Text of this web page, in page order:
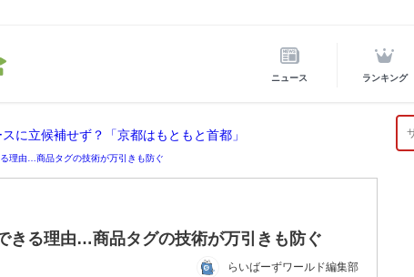
ニュース ランキング
に立候補せず？「京都はもともと首都」
理由…商品タグの技術が万引きも防ぐ
きる理由…商品タグの技術が万引きも防ぐ
らいばーずワールド編集部